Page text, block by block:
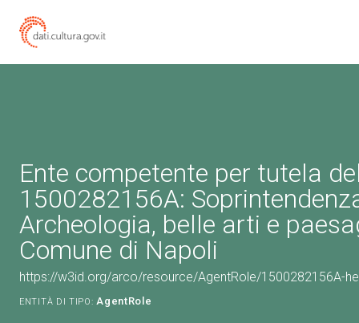
Ente competente per tutela
1500282156A:
Archeologia, belle arti e
Comune di Napoli
https://w3id.org/arco/resource/AgentRole/1500282156A-
ENTITÀ DI TIPO: AgentRole